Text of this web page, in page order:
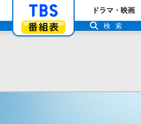
「TBSテレビ」ト
番組表
ドラマ・映画
検索